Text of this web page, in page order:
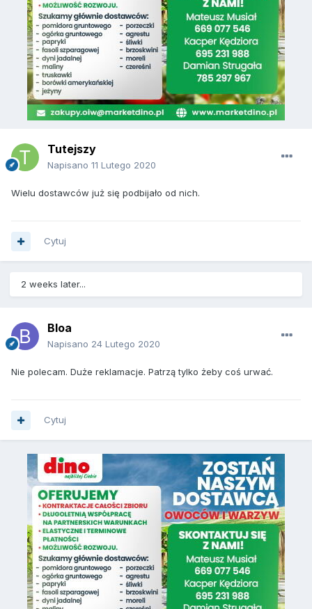
Tutejszy
Napisano 11 Lutego 2020
Wielu dostawców już się podbijało od nich.
Cytuj
2 weeks later...
Bloa
Napisano 24 Lutego 2020
Nie polecam. Duże reklamacje. Patrzą tylko żeby coś urwać.
Cytuj